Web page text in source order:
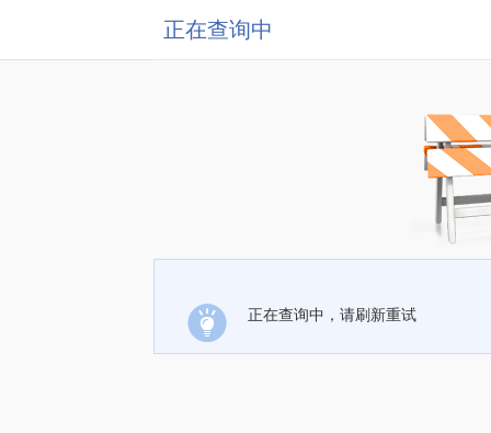
正在查询中
正在查询中，请刷新重试